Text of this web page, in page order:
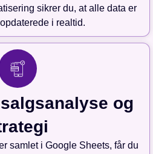
sikrer du, at alle data er
i realtid.
og
samlet i Google Sheets, får du